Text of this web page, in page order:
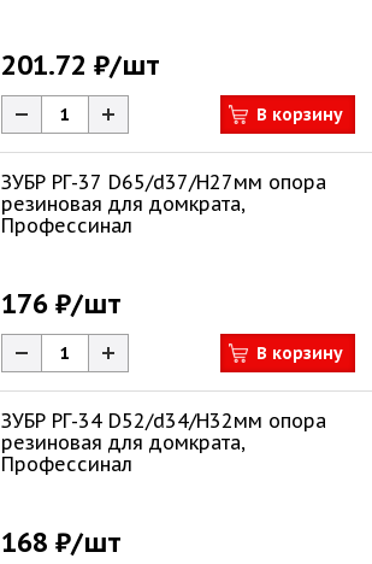
201.72 ₽/шт
В корзину
ЗУБР РГ-37 D65/d37/H27мм опора
резиновая для домкрата,
Профессинал
176 ₽/шт
В корзину
ЗУБР РГ-34 D52/d34/H32мм опора
резиновая для домкрата,
Профессинал
168 ₽/шт